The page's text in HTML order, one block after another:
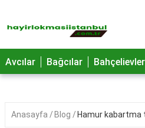
Avcılar Bağcılar Bahçelievler
Anasayfa Blog Hamur kabartma